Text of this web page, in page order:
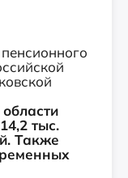
тыс.
Также